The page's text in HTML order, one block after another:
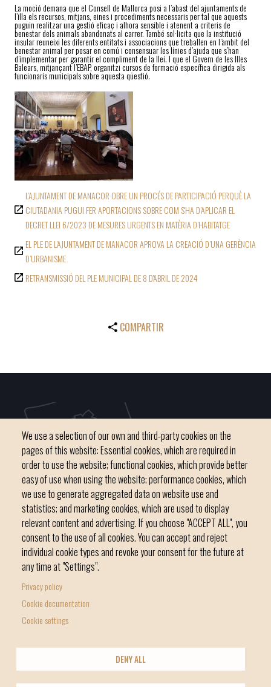
La moció demana que el Consell de Mallorca posi a l’abast del ajuntaments de
l’illa els recursos, mitjans, eines i procediments necessaris per tal que aquests
puguin realitzar una gestió eficaç i alhora sensible i atenent a criteris de
benestar dels animals abandonats al carrer. També sol·licita que la institució
insular reuneixi les diferents entitats i associacions que treballen en l’àmbit del
benestar animal per posar en comú i consensuar les línies d’ajuda que s’han
d’implementar per garantir el compliment de la llei. I que el Govern de les Illes
Balears, mitjançant l’EBAP, organitzi cursos de formació específica dirigida als
funcionaris municipals sobre aquesta qüestió.
L’AJUNTAMENT DE MANACOR OBRE UN PROCÉS DE PARTICIPACIÓ PERQUÈ LA
CIUTADANIA PUGUI FER APORTACIONS SOBRE COM S'HA D’APLICAR EL
DECRET LLEI 6/2023 DE MESURES URGENTS EN MATÈRIA D’HABITATGE
EL PLE DE L’AJUNTAMENT DE MANACOR APROVA LA CREACIÓ D’UNA GERÈNCIA
D’URBANISME
RETRANSMISSIÓ DEL PLE MUNICIPAL DE 8 D'ABRIL DE 2024
COMPARTIR
Footer
menu
1
-
Home
C / del Convent, s/n 07500 Manacor
Phone 971 84 91 00 - CIF: P0703300D
We use a selection of our own and third-party cookies on the
pages of this website: Essential cookies, which are required in
order to use the website; functional cookies, which provide better
easy of use when using the website; performance cookies, which
we use to generate aggregated data on website use and
statistics; and marketing cookies, which are used to display
relevant content and advertising. If you choose "ACCEPT ALL", you
consent to the use of all cookies. You can accept and reject
individual cookie types and revoke your consent for the future at
any time at "Settings".
Privacy policy
Cookie documentation
Cookie settings
DENY ALL
© Manacor Council
Data Protection
Legal Notice Licencia Creative Commons